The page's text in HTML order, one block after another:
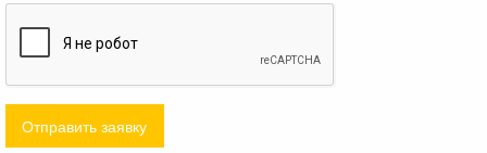
Отправить заявку